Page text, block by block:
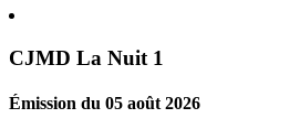
CJMD La Nuit 1
Émission du 05 août 2026